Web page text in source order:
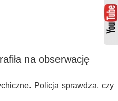
na obserwację
Policja sprawdza, czy